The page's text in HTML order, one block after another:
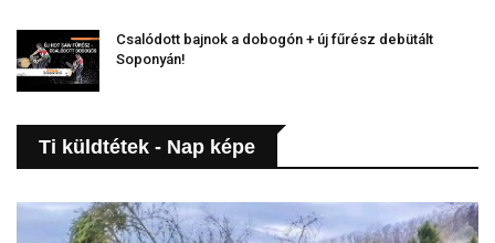
Csalódott bajnok a dobogón + új fűrész debütált
Soponyán!
Ti küldtétek - Nap képe